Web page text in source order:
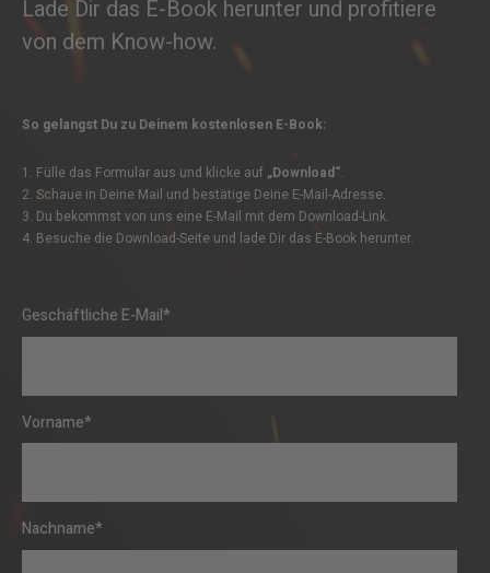
Lade Dir das E-Book herunter und profitiere
von dem Know-how.
So gelangst Du zu Deinem kostenlosen E-Book:
1. Fülle das Formular aus und klicke auf „Download“.
2. Schaue in Deine Mail und bestätige Deine E-Mail-Adresse.
3. Du bekommst von uns eine E-Mail mit dem Download-Link.
4. Besuche die Download-Seite und lade Dir das E-Book herunter.
Geschäftliche E-Mail*
Vorname*
Nachname*